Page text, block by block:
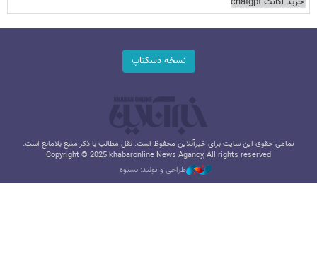
نسخه دسکتاپ
تمامی حقوق این سایت برای خبرآنلاین محفوظ است. نقل مطالب با ذکر منبع بلامانع است.
Copyright © 2025 khabaronline News Agancy, All rights reserved
طراحی و تولید: نستوه